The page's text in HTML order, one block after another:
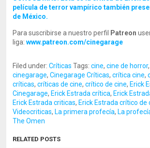
película de terror vampírico también
de México.
Para suscribirse a nuestro perfil Patreon
liga:www.patreon.com/cinegarage
Filed under:Críticas Tags:cine,cine de horror
cinegarage,Cinegarage Críticas,crítica cine,
críticas,críticas de cine,crítico de cine, Erick
Cinegarage, Erick Estrada crítica, Erick
Erick Estrada criticas, Erick Estrada crítico de
Videocriticas, La primera profecía, La
The Omen
RELATED POSTS